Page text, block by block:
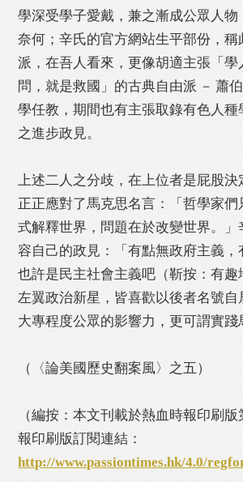
學深受學子愛戴，兼之漸成公眾人
奈何；辛氏的官方網站生平部份，稱
派，在吾人看來，更像胡適主張「學
問，就是救國」的古典自由派 － 蕭
學任教，期間也有主張取錄有色人種
之進步政見。
上述二人之分歧，在上位者是屁股決
正正應對了馬克思名言：「哲學家
式解釋世界，問題在於改變世界。
容自己的政見：「有點無政府主義，
也許是民主社會主義吧（靳按：有趣
左翼政治新星，皆喜歡以後者名號自
大專程度公眾的影響力，更可謂實踐
（〈論美國歷史翻案風〉之五）
（編按：本文刊載於熱血時報印刷
報印刷版訂閱連結：
http://www.passiontimes.hk/4.0/